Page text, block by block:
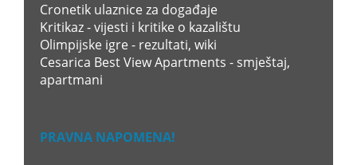
Cronetik ulaznice za događaje
Kritikaz - vijesti i kritike o kazalištu
Olimpijske igre - rezultati, wiki
Cesarica Best View Apartments - smještaj,
apartmani
PRAVNA NAPOMENA!